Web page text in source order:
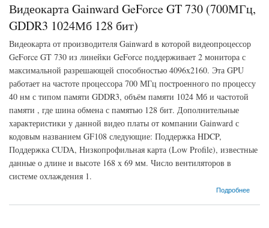
Видеокарта Gainward GeForce GT 730 (700МГц,
GDDR3 1024Мб 128 бит)
Видеокарта от производителя Gainward в которой видеопроцессор
GeForce GT 730 из линейки GeForce поддерживает 2 монитора с
максимальной разрешающей способностью 4096x2160. Эта GPU
работает на частоте процессора 700 МГц построенного по процессу
40 нм с типом памяти GDDR3, объём памяти 1024 Мб и частотой
памяти , где шина обмена с памятью 128 бит. Дополнительные
характеристики у данной видео платы от компании Gainward с
кодовым названием GF108 следующие: Поддержка HDCP,
Поддержка CUDA, Низкопрофильная карта (Low Profile), известные
данные о длине и высоте 168 х 69 мм. Число вентиляторов в
системе охлаждения 1.
Подробнее
о Видеокарта Gainward GeForce GT 730 (700МГц, GDDR3 1024Мб 128 бит)